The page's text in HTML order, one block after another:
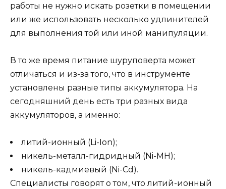
работы не нужно искать розетки в помещении
или же использовать несколько удлинителей
для выполнения той или иной манипуляции.
В то же время питание шуруповерта может
отличаться и из-за того, что в инструменте
установлены разные типы аккумулятора. На
сегодняшний день есть три разных вида
аккумуляторов, а именно:
литий-ионный (Li-Ion);
никель-металл-гидридный (Ni-MH);
никель-кадмиевый (Ni-Cd).
Специалисты говорят о том, что литий-ионный